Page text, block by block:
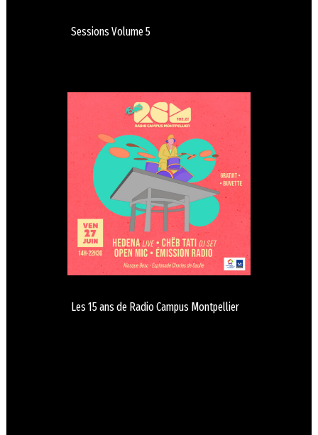
Sessions Volume 5
Les 15 ans de Radio Campus Montpellier